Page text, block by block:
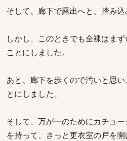
そして、廊下で露出へと、踏み込
しかし、このときでも全裸はま
ことにしました。
あと、廊下を歩くので汚いと思
とにしました。
そして、万が一のためにカチュ
を持って、さっと更衣室の戸を開